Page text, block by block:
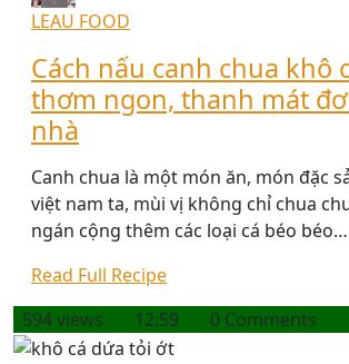
LEAU FOOD
Cách nấu canh chua khô
thơm ngon, thanh mát
nhà
Canh chua là một món ăn, món đặc
việt nam ta, mùi vị không chỉ chua
ngán cộng thêm các loại cá béo
Read Full Recipe
594 views
12:59 0 Comments